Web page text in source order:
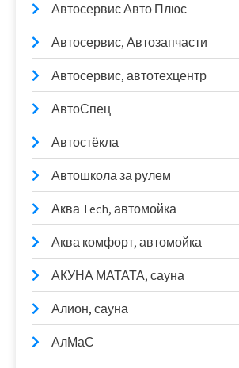
Автосервис Авто Плюс
Автосервис, Автозапчасти
Автосервис, автотехцентр
АвтоСпец
Автостёкла
Автошкола за рулем
Аква Tech, автомойка
Аква комфорт, автомойка
АКУНА МАТАТА, сауна
Алион, сауна
АлМаС